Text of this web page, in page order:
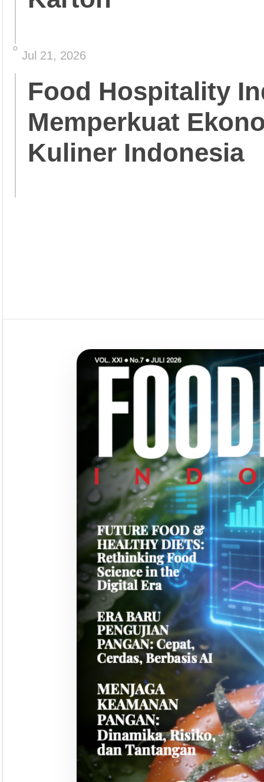
Jul 21, 2026
Food Hospitality
Memperkuat
Kuliner Indonesia